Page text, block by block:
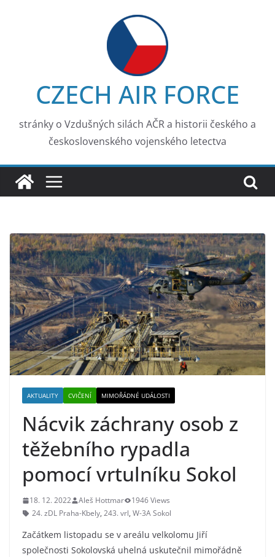
CZECH AIR FORCE
stránky o Vzdušných silách AČR a historii českého a
československého vojenského letectva
AKTUALITY CVIČENÍ MIMOŘÁDNÉ UDÁLOSTI
Nácvik záchrany osob z
těžebního rypadla
pomocí vrtulníku Sokol
18. 12. 2022 Aleš Hottmar
1946 Views
24. zDL Praha-Kbely, 243. vrl, W-3A Sokol
Začátkem listopadu se v areálu velkolomu Jiří
společnosti Sokolovská uhelná uskutečnil mimořádně